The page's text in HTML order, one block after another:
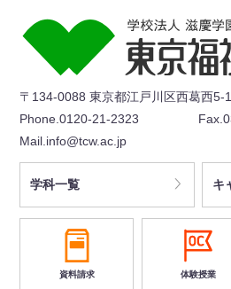
〒134-0088 東京都江戸川区西葛西5-
Phone.0120-21-2323
Mail.info@tcw.ac.jp
学科一覧 キ
資料請求 体験授業